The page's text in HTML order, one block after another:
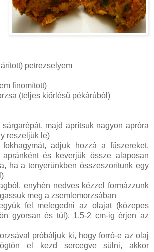
petrezselyem
finomított)
(teljes kiőrlésű pékárúból)
majd aprítsuk nagyon apróra
reszeljük le)
adjuk hozzá a fűszereket,
és keverjük össze alaposan
ha a tenyerünkben összeszorítunk egy
enyhén nedves kézzel formázzunk
meg a zsemlemorzsában
fel melegedni az olajat (közepes
gyorsan és túl), 1,5-2 cm-ig érjen az
próbáljuk ki, hogy forró-e az olaj
el kezd sercegve sülni, akkor